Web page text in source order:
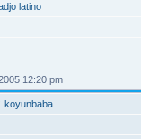
latino
12:20 pm
koyunbaba